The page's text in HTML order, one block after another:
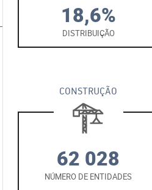
18,6%
DISTRIBUIÇÃO
CONSTRUÇÃO
62 028
NÚMERO DE ENTIDADES